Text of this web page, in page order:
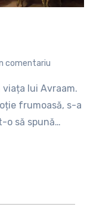
comentariu
frumoasă, s-a
o să spună…